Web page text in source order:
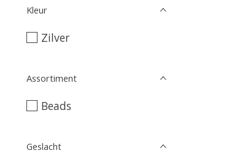
Kleur
Zilver
Assortiment
Beads
Geslacht